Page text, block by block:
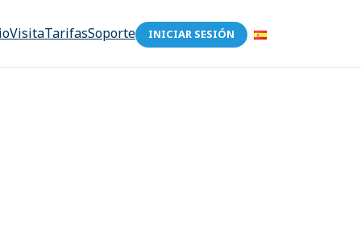
VisitaTarifasSoporte INICIAR SESIÓN